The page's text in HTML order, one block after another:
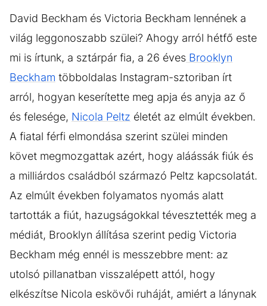
David Beckham és Victoria Beckham lennének a
világ leggonoszabb szülei? Ahogy arról hétfő este
mi is írtunk, a sztárpár fia, a 26 éves Brooklyn
Beckham többoldalas Instagram-sztoriban írt
arról, hogyan keserítette meg apja és anyja az ő
és felesége, Nicola Peltz életét az elmúlt években.
A fiatal férfi elmondása szerint szülei minden
követ megmozgattak azért, hogy aláássák fiúk és
a milliárdos családból származó Peltz kapcsolatát.
Az elmúlt években folyamatos nyomás alatt
tartották a fiút, hazugságokkal tévesztették meg a
médiát, Brooklyn állítása szerint pedig Victoria
Beckham még ennél is messzebbre ment: az
utolsó pillanatban visszalépett attól, hogy
elkészítse Nicola eskövői ruháját, amiért a lánynak